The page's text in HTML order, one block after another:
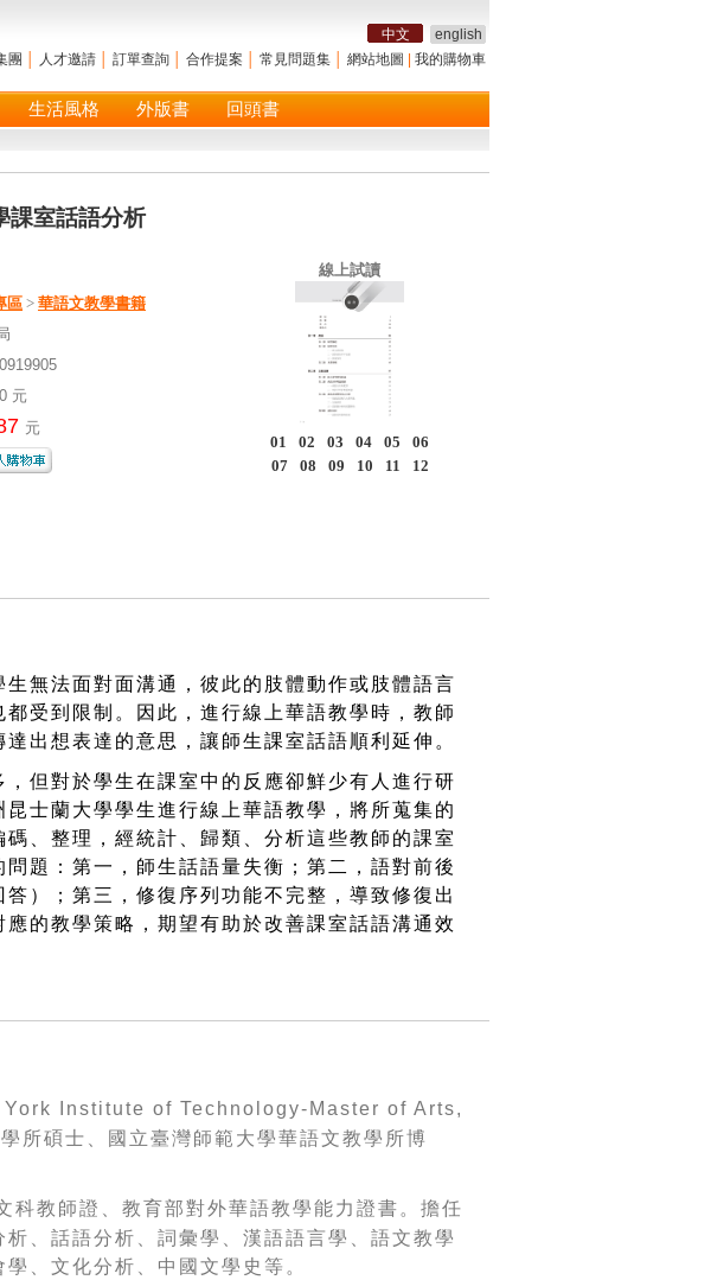
中文
english
團 人才邀請 訂單查詢 合作提案 常見問題集 網站地圖 我的購物車
生活風格 外版書 回頭書
課室話語分析
線上試讀
01 02 03 04 05
06
07
08 09 10 11 12
區 > 華語文教學書籍
元
元
無法面對面溝通，彼此的肢體動作或肢體語言
受到限制。因此，進行線上華語教學時，教師
出想表達的意思，讓師生課室話語順利延伸。
但對於學生在課室中的反應卻鮮少有人進行研
士蘭大學學生進行線上華語教學，將所蒐集的
、整理，經統計、歸類、分析這些教師的課室
題：第一，師生話語量失衡；第二，語對前後
）；第三，修復序列功能不完整，導致修復出
的教學策略，期望有助於改善課室話語溝通效
York Institute of Technology-Master of Arts,
所碩士、國立臺灣師範大學華語文教學所博
科教師證、教育部對外華語教學能力證書。擔任
、話語分析、詞彙學、漢語語言學、語文教學
、文化分析、中國文學史等。